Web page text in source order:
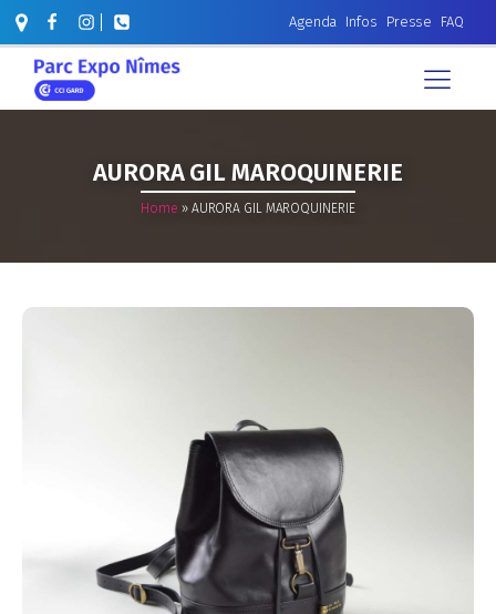
Agenda Infos Presse FAQ
AURORA GIL MAROQUINERIE
Home » AURORA GIL MAROQUINERIE